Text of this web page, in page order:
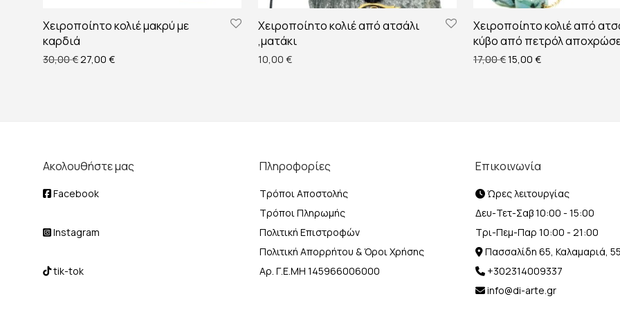
Χειροποίητο κολιέ μακρύ με
καρδιά
30,00€ Original price was: 30,00 €.
27,00 €Η τρέχουσα τιμή είναι: 27,00 €.
Χειροποίητο κολιέ από ατσάλι
,ματάκι
10,00 €
Χειροποίητο κολιέ από
κύβο από πετρόλ
17,00€Original price was: 17,00 €.
15,00 €Η τρέχουσα τιμή
Ακολουθήστε μας
Facebook
Instagram
tik-tok
Πληροφορίες
Τρόποι Αποστολής
Τρόποι Πληρωμής
Πολιτική Επιστροφών
Πολιτική Απορρήτου & Όροι Χρήσης
Αρ. Γ.Ε.ΜΗ 145966006000
Επικοινωνία
Ώρες λειτουργίας
Δευ-Τετ-Σαβ 10:00 - 15:00
Τρι-Πεμ-Παρ 10:00 - 21:00
Πασσαλίδη 65, Καλαμαριά,
+302314009337
info@di-arte.gr